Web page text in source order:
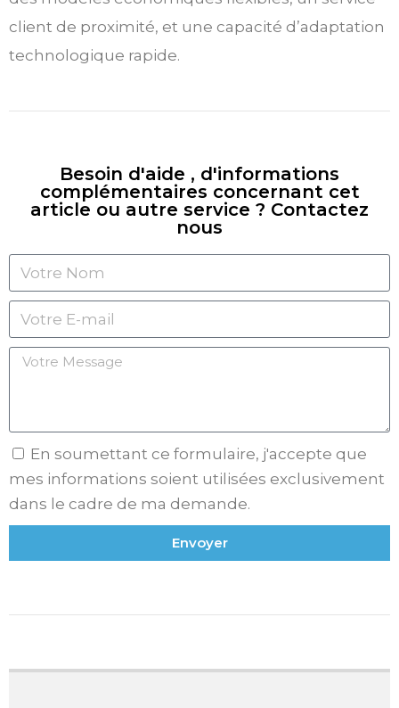
client de proximité, et une capacité d’adaptation
technologique rapide.
Besoin d'aide , d'informations
complémentaires concernant cet
article ou autre service ? Contactez
nous
En soumettant ce formulaire, j'accepte que
mes informations soient utilisées exclusivement
dans le cadre de ma demande.
Envoyer